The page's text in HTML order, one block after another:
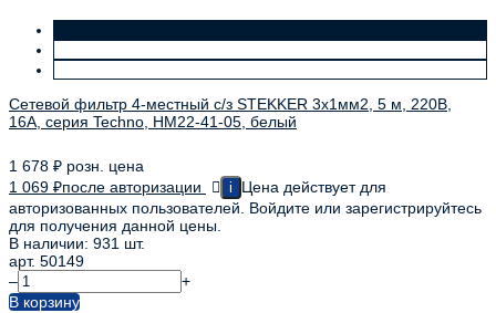
Сетевой фильтр 4-местный с/з STEKKER 3x1мм2, 5 м, 220В,
16А, серия Techno, HM22-41-05, белый
1 678 ₽ розн. цена
1 069 ₽после авторизации i
Цена действует для
авторизованных пользователей. Войдите или зарегистрируйтесь
для получения данной цены.
В наличии: 931 шт.
арт. 50149
–
+
В корзину